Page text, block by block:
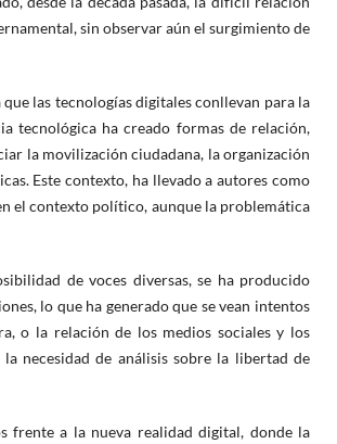
sin observar aún el surgimiento de
las tecnologías digitales conllevan para la
tecnológica ha creado formas de relación,
la movilización ciudadana, la organización
Este contexto, ha llevado a autores como
el contexto político, aunque la problemática
de voces diversas, se ha producido
lo que ha generado que se vean intentos
o la relación de los medios sociales y los
necesidad de análisis sobre la libertad de
frente a la nueva realidad digital, donde la